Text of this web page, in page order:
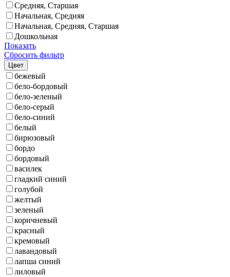
Средняя, Старшая
Начальная, Средняя
Начальная, Средняя, Старшая
Дошкольная
Показать
Сбросить фильтр
Цвет
бежевый
бело-бордовый
бело-зеленый
бело-серый
бело-синий
белый
бирюзовый
бордо
бордовый
василек
гладкий синий
голубой
желтый
зеленый
коричневый
красный
кремовый
лавандовый
лапша синий
лиловый